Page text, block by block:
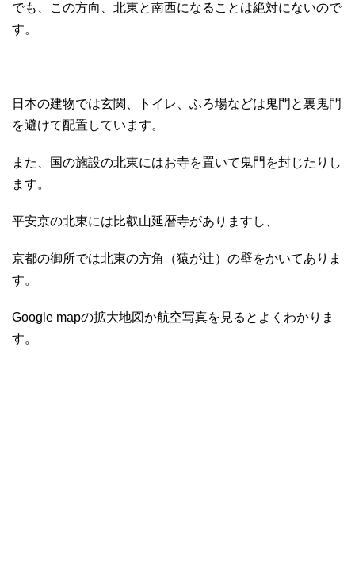
でも、この方向、北東と南西になることは絶対にないので
す。
日本の建物では玄関、トイレ、ふろ場などは鬼門と裏鬼門
を避けて配置しています。
また、国の施設の北東にはお寺を置いて鬼門を封じたりし
ます。
平安京の北東には比叡山延暦寺がありますし、
京都の御所では北東の方角（猿が辻）の壁をかいてありま
す。
Google mapの拡大地図か航空写真を見るとよくわかりま
す。